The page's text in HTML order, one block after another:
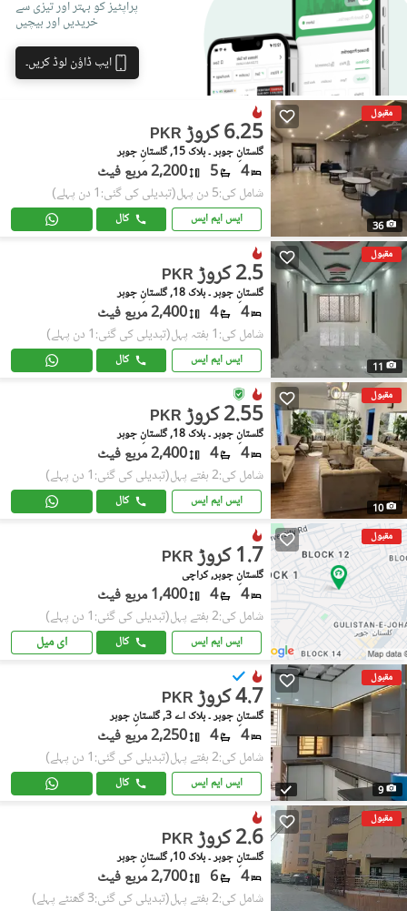
پراپٹیز کو بہتر اور تیزی سے
خریدیں اور بیچیں
ایپ ڈاؤن لوڈ کریں۔
مقبول
36
PKR 6.25 کروڑ
گلستانِِ جوہر ۔ بلاک 15, گلستانِ جوہر
4
5 2,200 مربع فیٹ
شامل کی:5 دن پہل (تبدیلی کی گئی:1 دن پہلے)
ایس ایم ایس کال
مقبول
11
PKR 2.5 کروڑ
گلستانِِ جوہر ۔ بلاک 18, گلستانِ جوہر
4
4 2,400 مربع فیٹ
شامل کی:1 ہفتہ پہل (تبدیلی کی گئی:1 دن پہلے)
ایس ایم ایس کال
مقبول
10
PKR 2.55 کروڑ
گلستانِِ جوہر ۔ بلاک 18, گلستانِ جوہر
4
4 2,400 مربع فیٹ
شامل کی:2 ہفتے پہل (تبدیلی کی گئی:1 دن پہلے)
ایس ایم ایس کال
مقبول
PKR 1.7 کروڑ
گلستانِ جوہر, کراچی
4
4 1,400 مربع فیٹ
شامل کی:2 ہفتے پہل (تبدیلی کی گئی:1 دن پہلے)
ایس ایم ایس کال ای میل
مقبول
9
PKR 4.7 کروڑ
گلستانِِ جوہر ۔ بلاک اے 3, گلستانِ جوہر
4
4 2,250 مربع فیٹ
شامل کی:2 ہفتے پہل (تبدیلی کی گئی:1 دن پہلے)
ایس ایم ایس کال
مقبول
PKR 2.6 کروڑ
گلستانِِ جوہر ۔ بلاک 10, گلستانِ جوہر
4
6 2,700 مربع فیٹ
شامل کی:2 ہفتے پہل (تبدیلی کی گئی:3 گھنٹے پہلے)